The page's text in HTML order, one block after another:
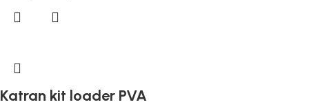
Katran kit loader PVA